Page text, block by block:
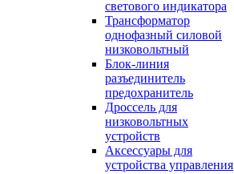
светового индикатора
Трансформатор
однофазный силовой
низковольтный
Блок-линия
разъединитель
предохранитель
Дроссель для
низковольтных
устройств
Аксессуары для
устройства управления